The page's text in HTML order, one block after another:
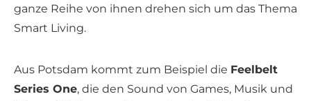
ganze Reihe von ihnen drehen sich um das Thema
Smart Living.
Aus Potsdam kommt zum Beispiel die Feelbelt
Series One, die den Sound von Games, Musik und